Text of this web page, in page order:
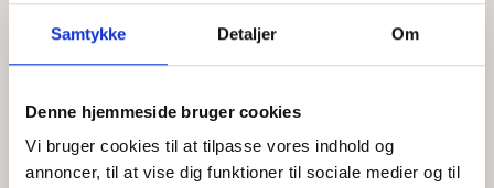
Samtykke Detaljer Om
Denne hjemmeside bruger cookies
Vi bruger cookies til at tilpasse vores indhold og
annoncer, til at vise dig funktioner til sociale medier og til
Efternavn